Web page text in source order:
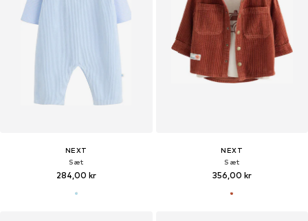
NEXT
Sæt
284,00 kr
NEXT
Sæt
356,00 kr